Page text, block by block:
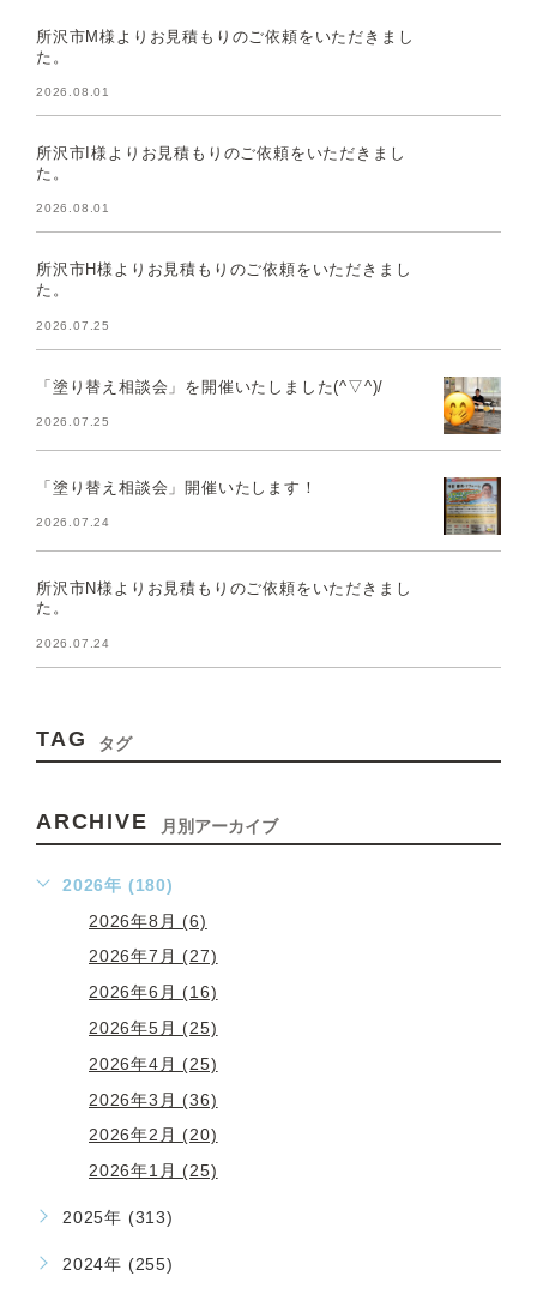
所沢市M様よりお見積もりのご依頼をいただきまし
た。
2026.08.01
所沢市I様よりお見積もりのご依頼をいただきまし
た。
2026.08.01
所沢市H様よりお見積もりのご依頼をいただきまし
た。
2026.07.25
「塗り替え相談会」を開催いたしました(^▽^)/
2026.07.25
「塗り替え相談会」開催いたします！
2026.07.24
所沢市N様よりお見積もりのご依頼をいただきまし
た。
2026.07.24
TAG タグ
ARCHIVE 月別アーカイブ
2026年 (180)
2026年8月 (6)
2026年7月 (27)
2026年6月 (16)
2026年5月 (25)
2026年4月 (25)
2026年3月 (36)
2026年2月 (20)
2026年1月 (25)
2025年 (313)
2024年 (255)